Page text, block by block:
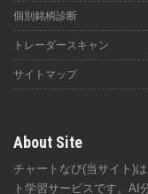
個別銘柄診断
トレーダースキャン
サイトマップ
About Site
チャートなび(当サイト)
ト学習サービスです。AI